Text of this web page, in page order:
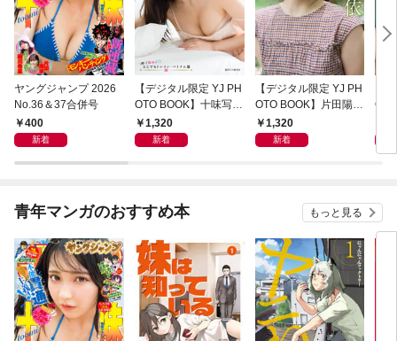
ヤングジャンプ 2026
No.36＆37合併号
400
新着
【デジタル限定 YJ PH
OTO BOOK】十味写真
集「続・『ぽみ』！？
どこでもトレイン・ベ
1,320
新着
【デジタル限定 YJ PH
OTO BOOK】片田陽依
写真集「羽色日和」
1,320
新着
リ」
青年マンガのおすすめ本 もっと見る